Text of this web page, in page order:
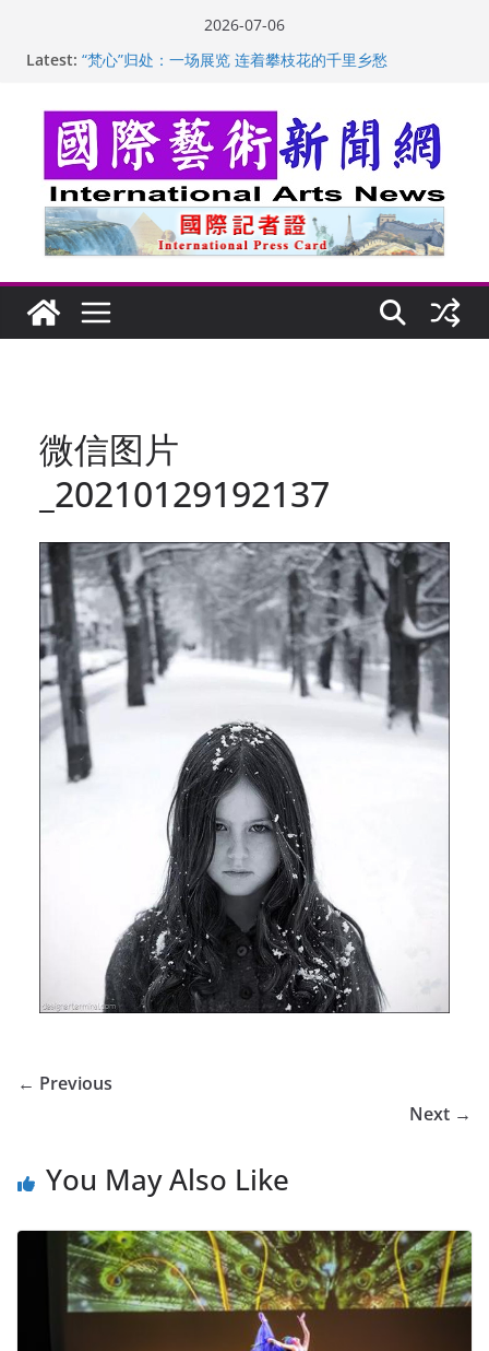
2026-07-06
Latest: “梵心”归处：一场展览 连着攀枝花的千里乡愁
美国人
玛丽安娜·卡拉切娃的绘画：幽默和难以言喻的快乐
苏方 ：“字”得其乐
微信图片
_20210129192137
← Previous
Next →
You May Also Like